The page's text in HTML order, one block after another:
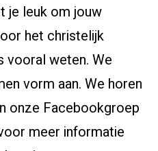
je leuk om jouw
het christelijk
vooral weten. We
vorm aan. We horen
onze Facebookgroep
meer informatie